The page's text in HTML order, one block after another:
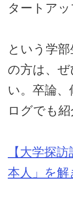
タートアッ
という学
の方は、
い。卒論
ログでも
【大学探
本人」を解